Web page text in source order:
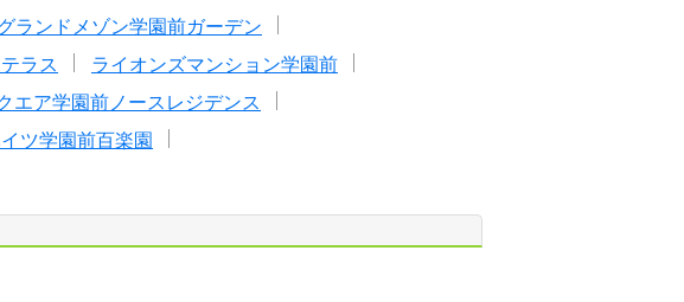
ランドメゾン学園前ガーデン
ラス
ライオンズマンション学園前
エア学園前ノースレジデンス
ツ学園前百楽園